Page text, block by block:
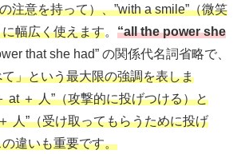
注意を持って）、”with a smile”（微笑
幅広く使えます。 “all the power she
that she had” の関係代名詞省略で、
」という最大限の強調を表しま
at ＋ 人”（攻撃的に投げつける）と
人”（受け取ってもらうために投げ
違いも重要です。